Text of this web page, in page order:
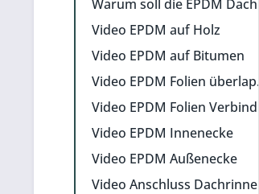
Video EPDM auf Holz
Video EPDM auf Bitumen
Video EPDM Folien überlappend verbinden
Video EPDM Innenecke
Video EPDM Außenecke
Video Anschluss Dachrinne